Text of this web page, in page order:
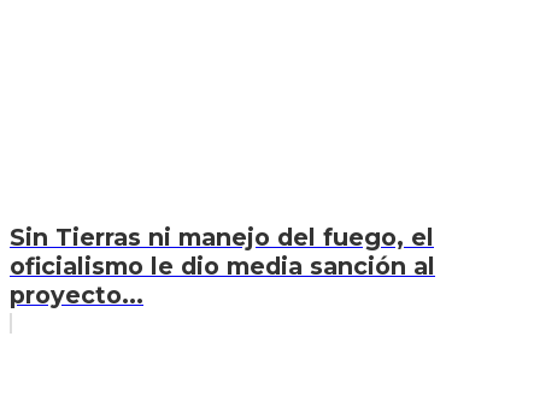
Sin Tierras ni manejo del fuego, el
oficialismo le dio media sanción al
proyecto...